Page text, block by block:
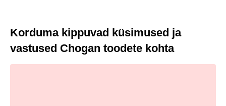
Korduma kippuvad küsimused ja
vastused Chogan toodete kohta